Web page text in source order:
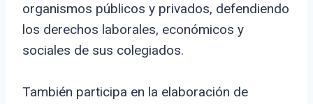
organismos públicos y privados, defendiendo
los derechos laborales, económicos y
sociales de sus colegiados.
También participa en la elaboración de